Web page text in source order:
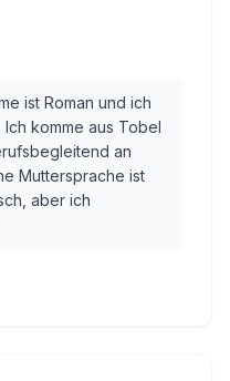
ist Roman und ich
Ich komme aus Tobel
an
Muttersprache ist
aber ich